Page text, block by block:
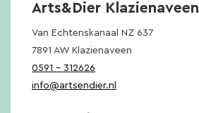
Arts&Dier Klazienaveen
Van Echtenskanaal NZ 637
7891 AW Klazienaveen
0591 – 312626
info@artsendier.nl